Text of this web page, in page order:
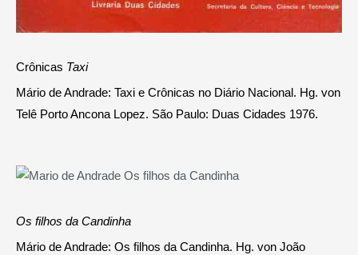
Crônicas Taxi
Mário de Andrade: Taxi e Crônicas no Diário Nacional. Hg. von
Telê Porto Ancona Lopez. São Paulo: Duas Cidades 1976.
Os filhos da Candinha
Mário de Andrade: Os filhos da Candinha. Hg. von João